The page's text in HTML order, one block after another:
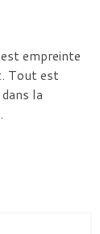
empreinte
Tout est
la